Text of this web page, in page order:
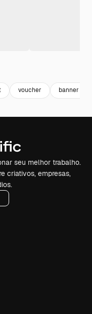
voucher banner de
seu melhor trabalho.
criativos, empresas,